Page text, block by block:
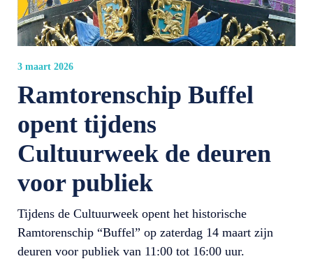
3 maart 2026
Ramtorenschip Buffel
opent tijdens
Cultuurweek de deuren
voor publiek
Tijdens de Cultuurweek opent het historische
Ramtorenschip “Buffel” op zaterdag 14 maart zijn
deuren voor publiek van 11:00 tot 16:00 uur.